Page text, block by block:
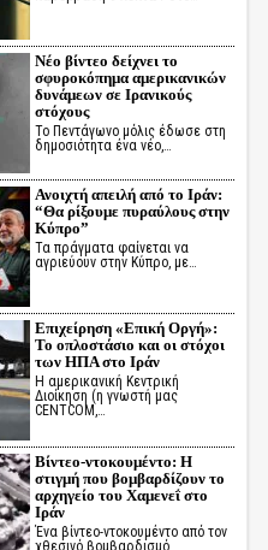
Νέο βίντεο δείχνει το
σφυροκόπημα αμερικανικών
δυνάμεων σε Ιρανικούς
στόχους
Το Πεντάγωνο μόλις έδωσε στη
δημοσιότητα ένα νέο,…
Ανοιχτή απειλή από το Ιράν:
“Θα ρίξουμε πυραύλους στην
Κύπρο”
Τα πράγματα φαίνεται να
αγριεύουν στην Κύπρο, με…
Επιχείρηση «Επική Οργή»:
Το οπλοστάσιο και οι στόχοι
των ΗΠΑ στο Ιράν
Η αμερικανική Κεντρική
Διοίκηση (η γνωστή μας
CENTCOM,…
Βίντεο-ντοκουμέντο: Η
στιγμή που βομβαρδίζουν το
αρχηγείο του Χαμενεΐ στο
Ιράν
Ένα βίντεο-ντοκουμέντο από τον
χθεσινό βομβαρδισμό